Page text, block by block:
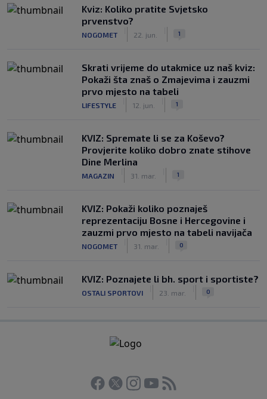
Kviz: Koliko pratite Svjetsko
prvenstvo?
NOGOMET 22. jun. 1
Skrati vrijeme do utakmice uz naš kviz:
Pokaži šta znaš o Zmajevima i zauzmi
prvo mjesto na tabeli
LIFESTYLE 12. jun. 1
KVIZ: Spremate li se za Koševo?
Provjerite koliko dobro znate stihove
Dine Merlina
MAGAZIN 31. mar. 1
KVIZ: Pokaži koliko poznaješ
reprezentaciju Bosne i Hercegovine i
zauzmi prvo mjesto na tabeli navijača
NOGOMET 31. mar. 0
KVIZ: Poznajete li bh. sport i sportiste?
OSTALI SPORTOVI 23. mar. 0